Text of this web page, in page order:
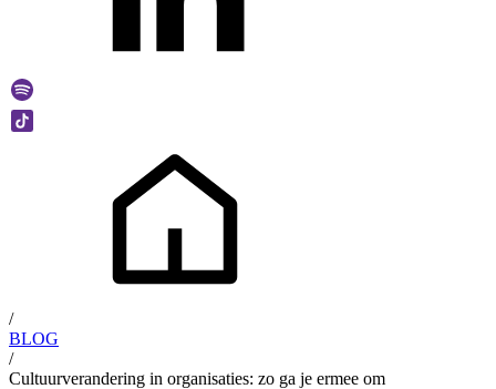
/
BLOG
/
Cultuurverandering in organisaties: zo ga je ermee om